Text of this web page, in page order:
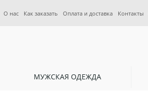
О нас Как заказать Оплата и доставка Контакты
МУЖСКАЯ ОДЕЖДА